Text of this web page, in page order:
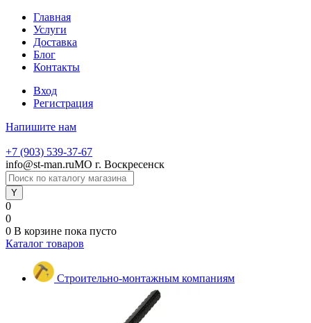
Главная
Услуги
Доставка
Блог
Контакты
Вход
Регистрация
Напишите нам
+7 (903) 539-37-67
info@st-man.ruМО г. Воскресенск
0
0
0 В корзине пока пусто
Каталог товаров
Строительно-монтажным компаниям